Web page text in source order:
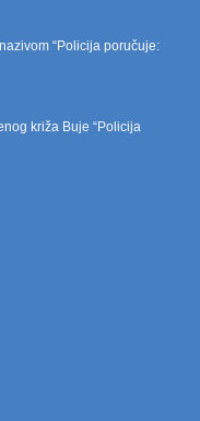
“Policija poručuje:
križa Buje “Policija